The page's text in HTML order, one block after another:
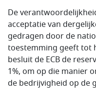
De
acceptatie van
gedragen door de
toestemming geeft tot
besluit de ECB de
1%, om op die manier
de bedrijvigheid op de